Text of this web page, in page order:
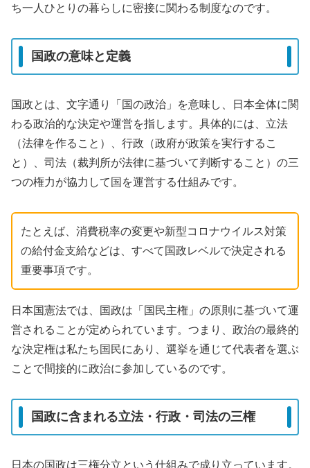
ち一人ひとりの暮らしに密接に関わる制度なのです。
国政の意味と定義
国政とは、文字通り「国の政治」を意味し、日本全体に関
わる政治的な決定や運営を指します。具体的には、立法
（法律を作ること）、行政（政府が政策を実行するこ
と）、司法（裁判所が法律に基づいて判断すること）の三
つの権力が協力して国を運営する仕組みです。
たとえば、消費税率の変更や新型コロナウイルス対策
の給付金支給などは、すべて国政レベルで決定される
重要事項です。
日本国憲法では、国政は「国民主権」の原則に基づいて運
営されることが定められています。つまり、政治の最終的
な決定権は私たち国民にあり、選挙を通じて代表者を選ぶ
ことで間接的に政治に参加しているのです。
国政に含まれる立法・行政・司法の三権
日本の国政は三権分立という仕組みで成り立っています。